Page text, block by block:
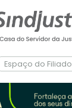
Espaço do Filiado